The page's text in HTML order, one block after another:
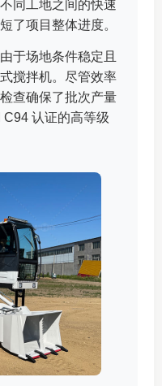
同工地之间的快速
了项目整体进度。
于场地条件稳定且
搅拌机。尽管效率
查确保了批次产量
认证的高等级